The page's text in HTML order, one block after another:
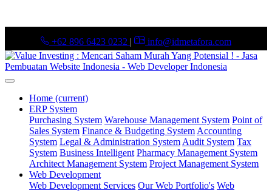
+62 896 6423 0232 | info@idmetafora.com
Home (current)
ERP System
Purchasing System Warehouse Management System Point of
Sales System Finance & Budgeting System Accounting
System Legal & Administration System Audit System Tax
System Business Intelligent Pharmacy Management System
Architect Management System Project Management System
Web Development
Web Development Services Our Web Portfolio's Web